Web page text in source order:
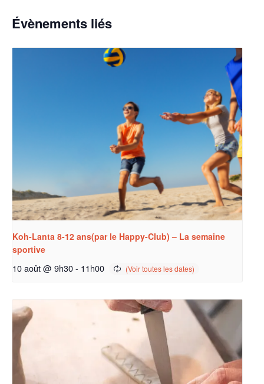
Évènements liés
Koh-Lanta 8-12 ans(par le Happy-Club) – La semaine
sportive
10 août @ 9h30- 11h00